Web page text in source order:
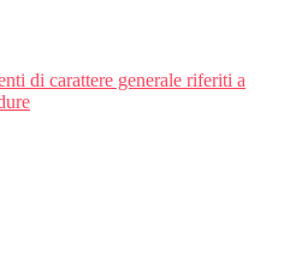
di carattere generale riferiti a